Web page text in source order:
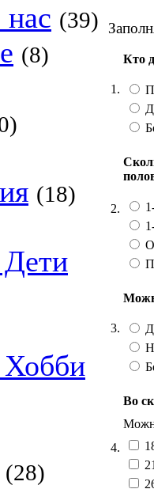
(39)
(8)
(18)
Хобби
(28)
1.
Кто
2.
3.
4.
Во